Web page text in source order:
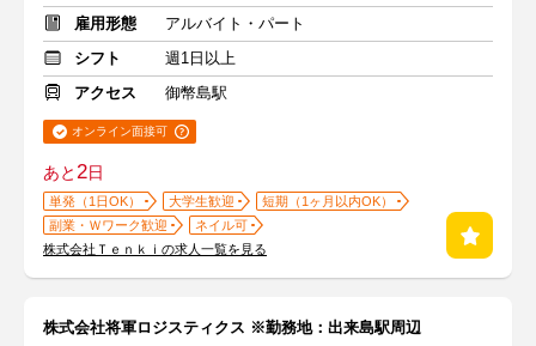
雇用形態
アルバイト・パート
シフト
週1日以上
アクセス
御幣島駅
オンライン面接可
あと2日
単発（1日OK） 大学生歓迎
短期（1ヶ月以内OK）
副業・Ｗワーク歓迎
ネイル可
株式会社Ｔｅｎｋｉの求人一覧を見る
株式会社将軍ロジスティクス ※勤務地：出来島駅周辺